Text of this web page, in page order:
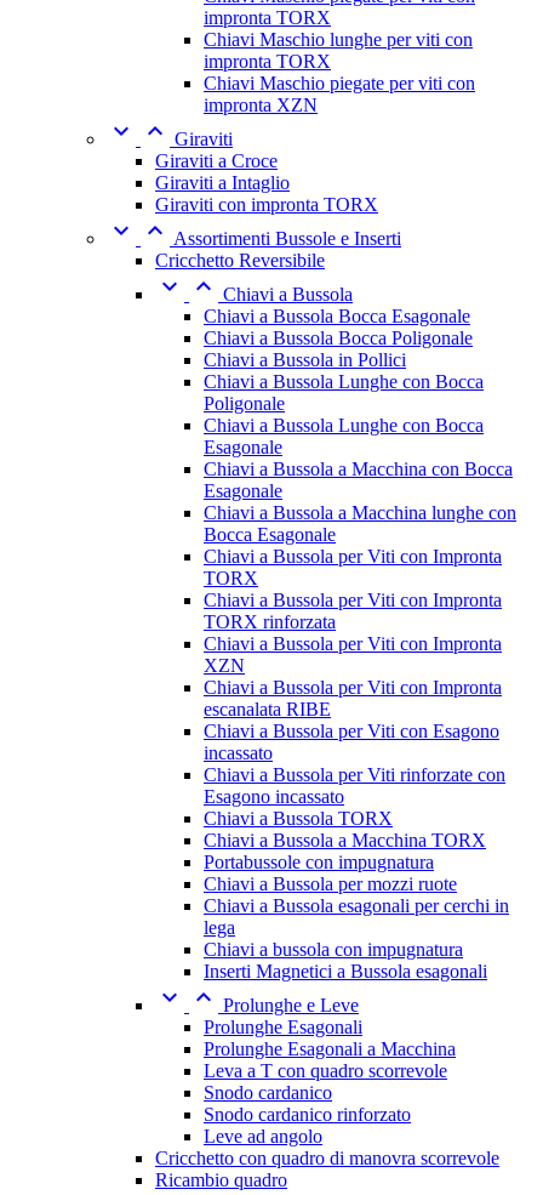
impronta TORX
Chiavi Maschio lunghe per viti con
impronta TORX
Chiavi Maschio piegate per viti con
impronta XZN
  Giraviti
Giraviti a Croce
Giraviti a Intaglio
Giraviti con impronta TORX
  Assortimenti Bussole e Inserti
Cricchetto Reversibile
  Chiavi a Bussola
Chiavi a Bussola Bocca Esagonale
Chiavi a Bussola Bocca Poligonale
Chiavi a Bussola in Pollici
Chiavi a Bussola Lunghe con Bocca
Poligonale
Chiavi a Bussola Lunghe con Bocca
Esagonale
Chiavi a Bussola a Macchina con Bocca
Esagonale
Chiavi a Bussola a Macchina lunghe con
Bocca Esagonale
Chiavi a Bussola per Viti con Impronta
TORX
Chiavi a Bussola per Viti con Impronta
TORX rinforzata
Chiavi a Bussola per Viti con Impronta
XZN
Chiavi a Bussola per Viti con Impronta
escanalata RIBE
Chiavi a Bussola per Viti con Esagono
incassato
Chiavi a Bussola per Viti rinforzate con
Esagono incassato
Chiavi a Bussola TORX
Chiavi a Bussola a Macchina TORX
Portabussole con impugnatura
Chiavi a Bussola per mozzi ruote
Chiavi a Bussola esagonali per cerchi in
lega
Chiavi a bussola con impugnatura
Inserti Magnetici a Bussola esagonali
  Prolunghe e Leve
Prolunghe Esagonali
Prolunghe Esagonali a Macchina
Leva a T con quadro scorrevole
Snodo cardanico
Snodo cardanico rinforzato
Leve ad angolo
Cricchetto con quadro di manovra scorrevole
Ricambio quadro